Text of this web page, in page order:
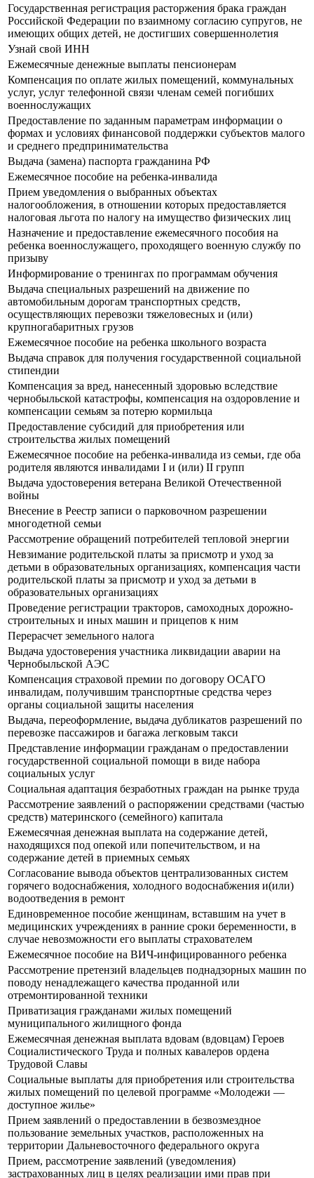
Государственная регистрация расторжения брака граждан
Российской Федерации по взаимному согласию супругов, не
имеющих общих детей, не достигших совершеннолетия
Узнай свой ИНН
Ежемесячные денежные выплаты пенсионерам
Компенсация по оплате жилых помещений, коммунальных
услуг, услуг телефонной связи членам семей погибших
военнослужащих
Предоставление по заданным параметрам информации о
формах и условиях финансовой поддержки субъектов малого
и среднего предпринимательства
Выдача (замена) паспорта гражданина РФ
Ежемесячное пособие на ребенка-инвалида
Прием уведомления о выбранных объектах
налогообложения, в отношении которых предоставляется
налоговая льгота по налогу на имущество физических лиц
Назначение и предоставление ежемесячного пособия на
ребенка военнослужащего, проходящего военную службу по
призыву
Информирование о тренингах по программам обучения
Выдача специальных разрешений на движение по
автомобильным дорогам транспортных средств,
осуществляющих перевозки тяжеловесных и (или)
крупногабаритных грузов
Ежемесячное пособие на ребенка школьного возраста
Выдача справок для получения государственной социальной
стипендии
Компенсация за вред, нанесенный здоровью вследствие
чернобыльской катастрофы, компенсация на оздоровление и
компенсации семьям за потерю кормильца
Предоставление субсидий для приобретения или
строительства жилых помещений
Ежемесячное пособие на ребенка-инвалида из семьи, где оба
родителя являются инвалидами I и (или) II групп
Выдача удостоверения ветерана Великой Отечественной
войны
Внесение в Реестр записи о парковочном разрешении
многодетной семьи
Рассмотрение обращений потребителей тепловой энергии
Невзимание родительской платы за присмотр и уход за
детьми в образовательных организациях, компенсация части
родительской платы за присмотр и уход за детьми в
образовательных организациях
Проведение регистрации тракторов, самоходных дорожно-
строительных и иных машин и прицепов к ним
Перерасчет земельного налога
Выдача удостоверения участника ликвидации аварии на
Чернобыльской АЭС
Компенсация страховой премии по договору ОСАГО
инвалидам, получившим транспортные средства через
органы социальной защиты населения
Выдача, переоформление, выдача дубликатов разрешений по
перевозке пассажиров и багажа легковым такси
Представление информации гражданам о предоставлении
государственной социальной помощи в виде набора
социальных услуг
Социальная адаптация безработных граждан на рынке труда
Рассмотрение заявлений о распоряжении средствами (частью
средств) материнского (семейного) капитала
Ежемесячная денежная выплата на содержание детей,
находящихся под опекой или попечительством, и на
содержание детей в приемных семьях
Согласование вывода объектов централизованных систем
горячего водоснабжения, холодного водоснабжения и(или)
водоотведения в ремонт
Единовременное пособие женщинам, вставшим на учет в
медицинских учреждениях в ранние сроки беременности, в
случае невозможности его выплаты страхователем
Ежемесячное пособие на ВИЧ-инфицированного ребенка
Рассмотрение претензий владельцев поднадзорных машин по
поводу ненадлежащего качества проданной или
отремонтированной техники
Приватизация гражданами жилых помещений
муниципального жилищного фонда
Ежемесячная денежная выплата вдовам (вдовцам) Героев
Социалистического Труда и полных кавалеров ордена
Трудовой Славы
Социальные выплаты для приобретения или строительства
жилых помещений по целевой программе «Молодежи —
доступное жилье»
Прием заявлений о предоставлении в безвозмездное
пользование земельных участков, расположенных на
территории Дальневосточного федерального округа
Прием, рассмотрение заявлений (уведомления)
застрахованных лиц в целях реализации ими прав при